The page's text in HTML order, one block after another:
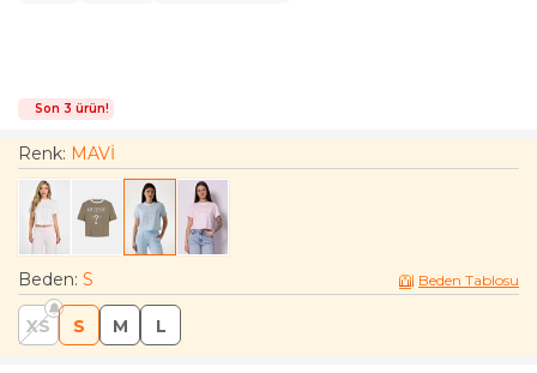
Son 3 ürün!
Renk: MAVİ
Beden: S Beden Tablosu
XS S M L